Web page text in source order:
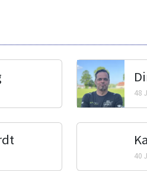
48
40